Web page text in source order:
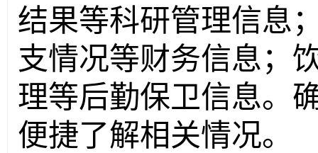
结果等科研管理信息
支情况等财务信息；
理等后勤保卫信息。
便捷了解相关情况。